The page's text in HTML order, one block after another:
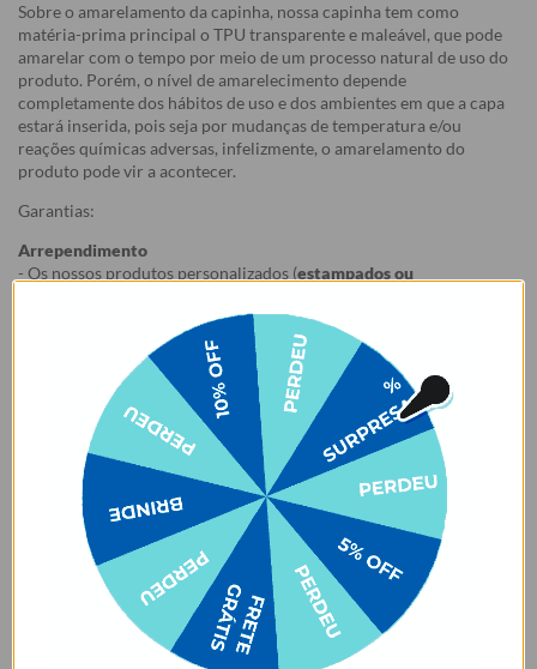
Sobre o amarelamento da capinha, nossa capinha tem como
matéria-prima principal o TPU transparente e maleável, que pode
amarelar com o tempo por meio de um processo natural de uso do
produto. Porém, o nível de amarelecimento depende
completamente dos hábitos de uso e dos ambientes em que a capa
estará inserida, pois seja por mudanças de temperatura e/ou
reações químicas adversas, infelizmente, o amarelamento do
produto pode vir a acontecer.
Garantias:
Arrependimento
- Os nossos produtos personalizados (estampados ou
de acordo com a opção escolhida no momento da compra.
- Isso significa que a produção só começa após a confirmação do
pedido, e o item é criado exclusivamente com a estampa
mesmo quando não há customização com nome
- Por isso, é super importante conferir com atenção todos os
detalhes antes de finalizar a compra, como modelo, estampa e
variações escolhidas.
- Após o início da produção, não é possível realizar
cancelamentos ou alterações
, pois o produto não pode retornar
ao estoque.
- Descascamento: 6 meses;
- Amarelamento: 6 meses;
- Demais defeitos de fábrica: 3 meses.